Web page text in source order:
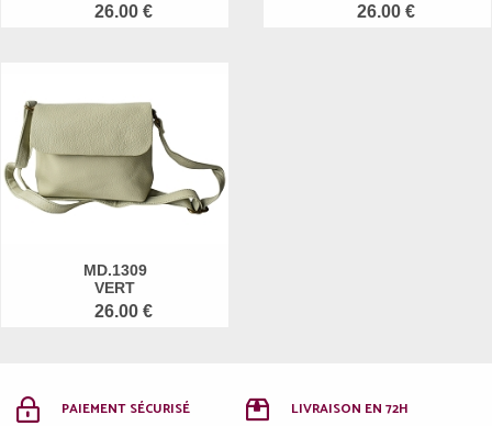
26.00 € 26.00 €
MD.1309
VERT
26.00 €
PAIEMENT SÉCURISÉ LIVRAISON EN 72H